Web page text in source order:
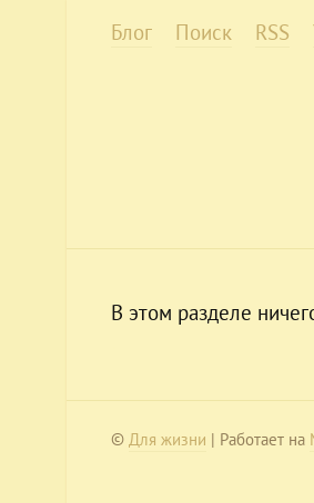
Блог Поиск RSS
В этом разделе
© Для жизни | Работает на